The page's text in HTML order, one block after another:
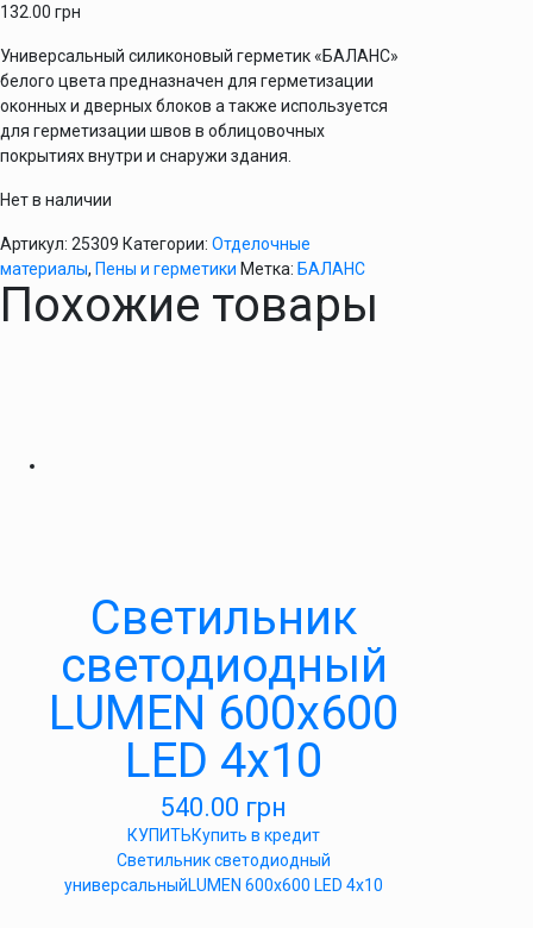
132.00 грн
Универсальный силиконовый герметик «БАЛАНС»
белого цвета предназначен для герметизации
оконных и дверных блоков а также используется
для герметизации швов в облицовочных
покрытиях внутри и снаружи здания.
Нет в наличии
Артикул: 25309 Категории: Отделочные
материалы, Пены и герметики Метка: БАЛАНС
Похожие товары
Светильник
светодиодный
LUMEN 600х600
LED 4х10
540.00 грн
КУПИТЬКупить в кредит
Светильник светодиодный
универсальныйLUMEN 600х600 LED 4х10